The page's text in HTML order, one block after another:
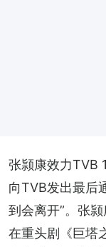
张颕康效力TVB
向TVB发出最后
到会离开”。张
在重头剧《巨塔